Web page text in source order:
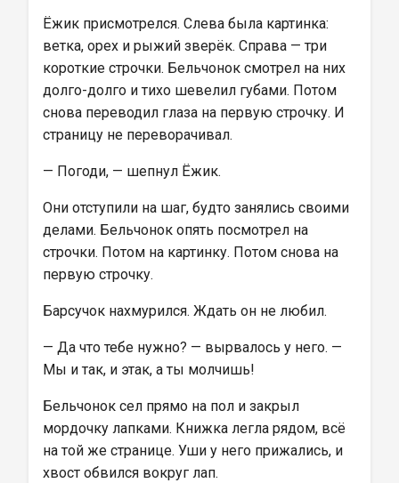
Ёжик присмотрелся. Слева была картинка:
ветка, орех и рыжий зверёк. Справа — три
короткие строчки. Бельчонок смотрел на них
долго-долго и тихо шевелил губами. Потом
снова переводил глаза на первую строчку. И
страницу не переворачивал.
— Погоди, — шепнул Ёжик.
Они отступили на шаг, будто занялись своими
делами. Бельчонок опять посмотрел на
строчки. Потом на картинку. Потом снова на
первую строчку.
Барсучок нахмурился. Ждать он не любил.
— Да что тебе нужно? — вырвалось у него. —
Мы и так, и этак, а ты молчишь!
Бельчонок сел прямо на пол и закрыл
мордочку лапками. Книжка легла рядом, всё
на той же странице. Уши у него прижались, и
хвост обвился вокруг лап.